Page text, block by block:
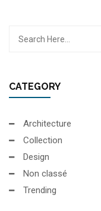
CATEGORY
Architecture
Collection
Design
Non classé
Trending